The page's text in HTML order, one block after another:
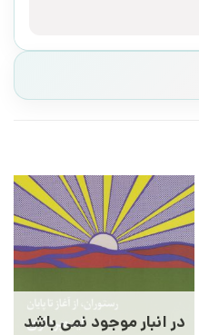
در انبار موجود نمی باشد